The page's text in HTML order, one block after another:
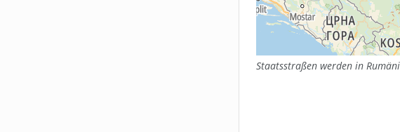
Staatsstraßen werden in